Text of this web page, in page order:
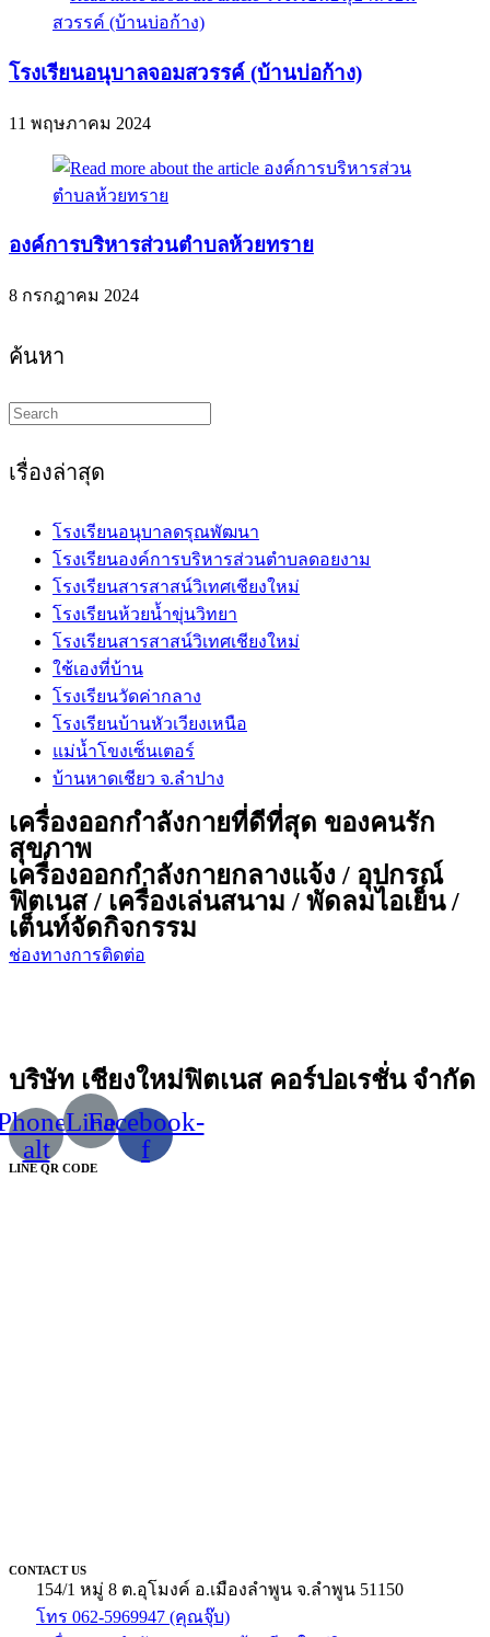
โรงเรียนอนุบาลจอมสวรรค์ (บ้านบ่อก้าง)
11 พฤษภาคม 2024
องค์การบริหารส่วนตำบลห้วยทราย
8 กรกฎาคม 2024
ค้นหา
Search
this
เรื่องล่าสุด
โรงเรียนอนุบาลดรุณพัฒนา
โรงเรียนองค์การบริหารส่วนตำบลดอยงาม
โรงเรียนสารสาสน์วิเทศเชียงใหม่
โรงเรียนห้วยน้ำขุ่นวิทยา
โรงเรียนสารสาสน์วิเทศเชียงใหม่
ใช้เองที่บ้าน
โรงเรียนวัดค่ากลาง
โรงเรียนบ้านหัวเวียงเหนือ
แม่น้ำโขงเซ็นเตอร์
บ้านหาดเชียว จ.ลำปาง
เครื่องออกกำลังกายที่ดีที่สุด ของคนรัก
สุขภาพ
เครื่องออกกำลังกายกลางแจ้ง / อุปกรณ์
ฟิตเนส / เครื่องเล่นสนาม / พัดลมไอเย็น /
เต็นท์จัดกิจกรรม
ช่องทางการติดต่อ
บริษัท เชียงใหม่ฟิตเนส คอร์ปอเรชั่น จำกัด
alt
Line
Facebook-
f
LINE QR CODE
CONTACT US
154/1 หมู่ 8 ต.อุโมงค์ อ.เมืองลำพูน จ.ลำพูน 51150
โทร 062-5969947 (คุณจุ๊บ)